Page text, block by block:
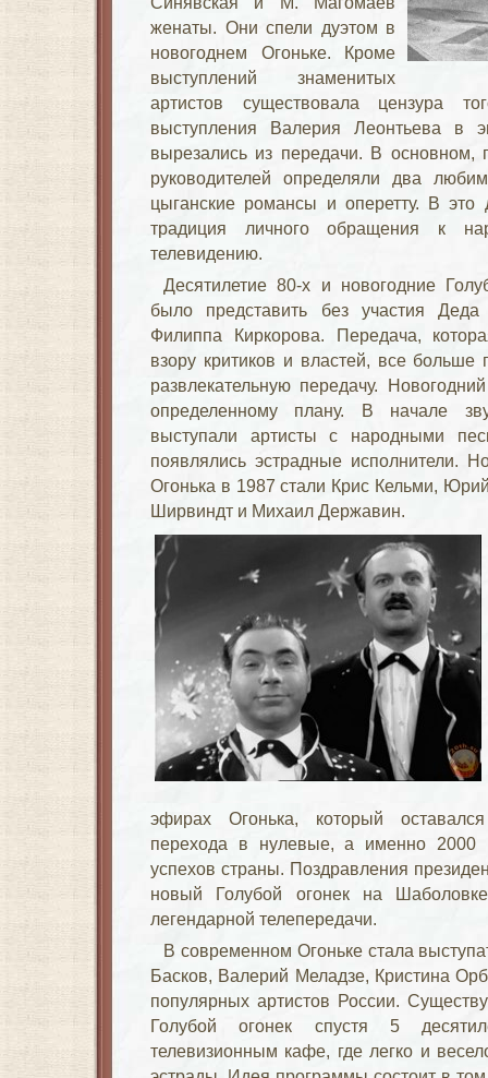
женаты. Они спели дуэтом в
новогоднем Огоньке. Кроме
выступлений знаменитых
артистов существовала цензура
выступления Валерия Леонтьева в
вырезались из передачи. В основном,
руководителей определяли два
цыганские романсы и оперетту. В это
традиция личного обращения к
телевидению.
Десятилетие 80-х и новогодние
было представить без участия
Филиппа Киркорова. Передача,
взору критиков и властей, все
развлекательную передачу.
определенному плану. В начале
выступали артисты с народными
появлялись эстрадные исполнители.
Огонька в 1987 стали Крис Кельми,
Ширвиндт и Михаил Державин.
эфирах Огонька, который
перехода в нулевые, а именно 2000
успехов страны. Поздравления
новый Голубой огонек на
легендарной телепередачи.
В современном Огоньке стала
Басков, Валерий Меладзе, Кристина
популярных артистов России.
Голубой огонек спустя 5
телевизионным кафе, где легко и